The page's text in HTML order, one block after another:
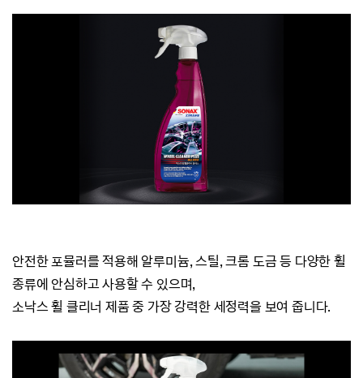
안전한 포뮬러를 적용해 알루미늄, 스틸, 크롬 도금 등 다양한 휠
종류에 안심하고 사용할 수 있으며,
소낙스 휠 클리너 제품 중 가장 강력한 세정력을 보여 줍니다.